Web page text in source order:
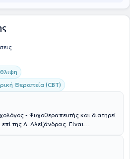
Θεραπεία (CBT)
- Ψυχοθεραπευτής και διατηρεί
επί της Λ. Αλεξάνδρας. Είναι
σπουδών στην Ψυχολογία της
το Aston University στο Ηνωμένο